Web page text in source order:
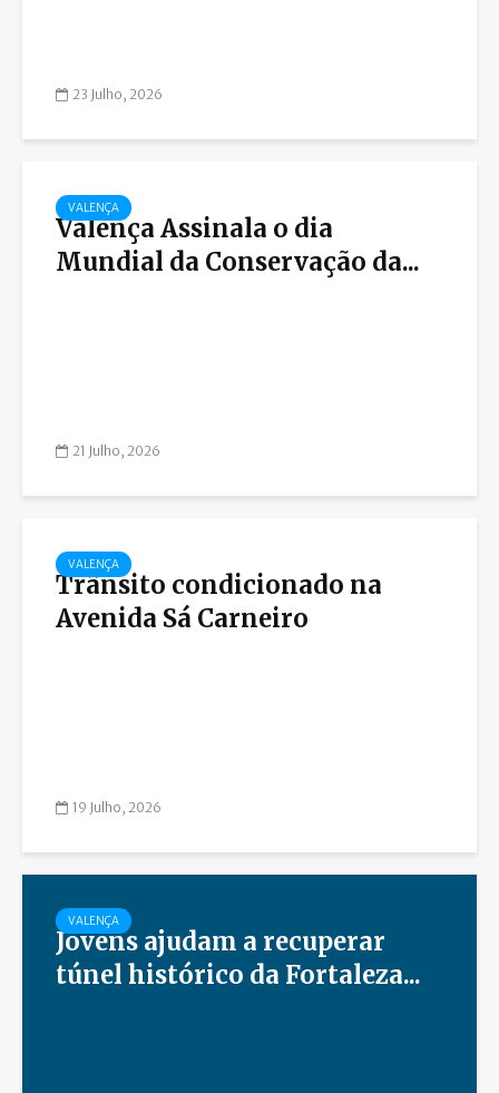
23 Julho, 2026
VALENÇA
Valença Assinala o dia
Mundial da Conservação da...
21 Julho, 2026
VALENÇA
Trânsito condicionado na
Avenida Sá Carneiro
19 Julho, 2026
VALENÇA
Jovens ajudam a recuperar
túnel histórico da Fortaleza...